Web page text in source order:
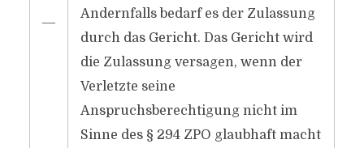
―
Andernfalls bedarf es der Zulassung
durch das Gericht. Das Gericht wird
die Zulassung versagen, wenn der
Verletzte seine
Anspruchsberechtigung nicht im
Sinne des § 294 ZPO glaubhaft macht